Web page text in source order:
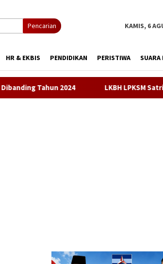
Pencarian KAMIS, 6
HR & EKBIS PENDIDIKAN PERISTIWA SUARA
LKBH LPKSM Satria Desak Kejari Karawang